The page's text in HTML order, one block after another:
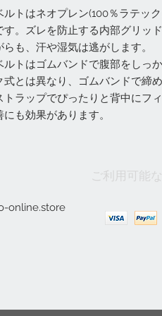
ルトはネオプレン(100％ラテッ
す。ズレを防止する内部グリッ
も、汗や湿気は逃がします。
ルトはゴムバンドで腹部をしっ
式とは異なり、ゴムバンドで締
トラップでぴったりと背中にフ
も効果があります。
online.store
ご利用可能